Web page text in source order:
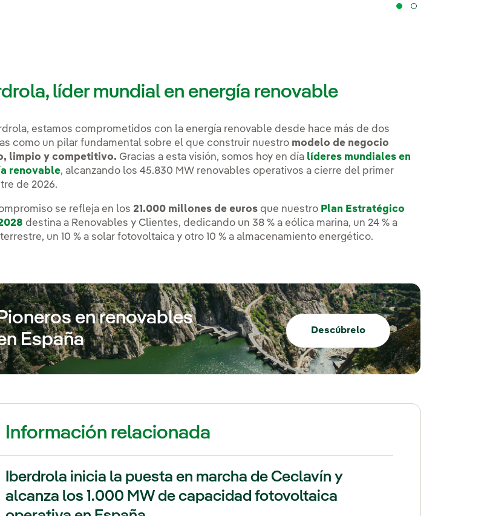
líder mundial en energía renovable
estamos comprometidos con la energía renovable desde hace más de dos
como un pilar fundamental sobre el que construir nuestro modelo de negocio
limpio y competitivo. Gracias a esta visión, somos hoy en día líderes mundiales en
renovable, alcanzando los 45.830 MW renovables operativos a cierre del primer
de 2026.
se refleja en los 21.000 millones de euros que nuestro Plan Estratégico
destina a Renovables y Clientes, dedicando un 38 % a eólica marina, un 24 % a
un 10 % a solar fotovoltaica y otro 10 % a almacenamiento energético.
en renovables
España
Descúbrelo
Información relacionada
Iberdrola inicia la puesta en marcha de Ceclavín y
alcanza los 1.000 MW de capacidad fotovoltaica